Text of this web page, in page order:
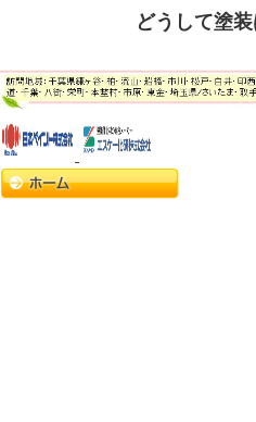
どうして塗